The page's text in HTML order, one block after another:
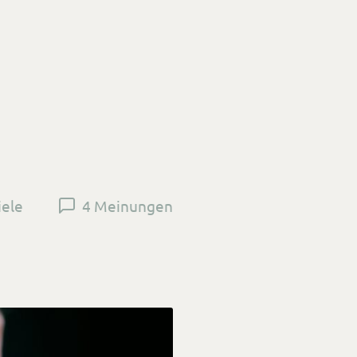
4 Meinungen